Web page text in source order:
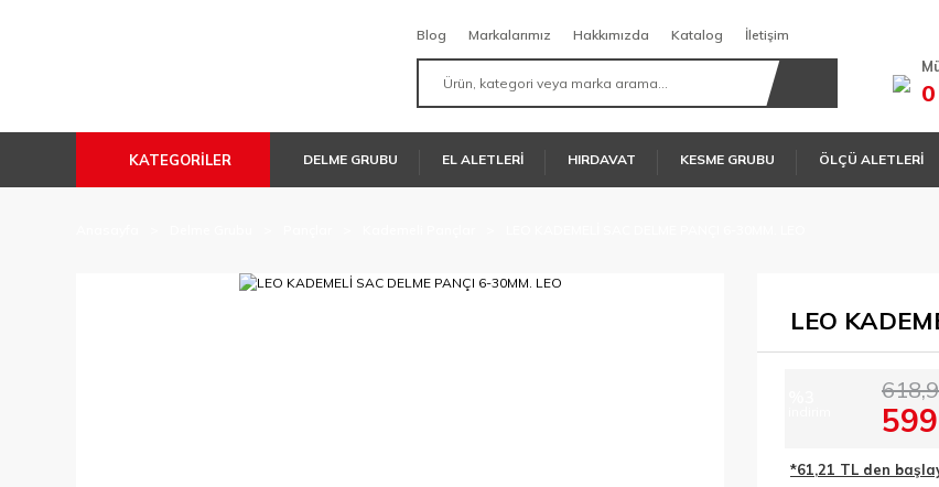
Blog Markalarımız Hakkımızda Katalog İletişim
KATEGORİLER DELME GRUBU EL ALETLERİ HIRDAVAT KESME GRUBU ÖLÇÜ ALETLERİ
LEO
*61,21 TL den